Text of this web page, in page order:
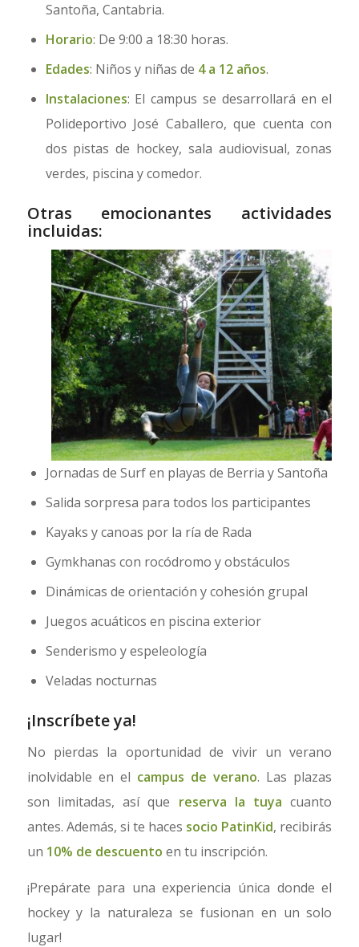
Santoña, Cantabria.
Horario: De 9:00 a 18:30 horas.
Edades: Niños y niñas de 4 a 12 años.
Instalaciones: El campus se desarrollará en el
Polideportivo José Caballero, que cuenta con
dos pistas de hockey, sala audiovisual, zonas
verdes, piscina y comedor.
Otras emocionantes actividades
incluidas:
Jornadas de Surf en playas de Berria y Santoña
Salida sorpresa para todos los participantes
Kayaks y canoas por la ría de Rada
Gymkhanas con rocódromo y obstáculos
Dinámicas de orientación y cohesión grupal
Juegos acuáticos en piscina exterior
Senderismo y espeleología
Veladas nocturnas
¡Inscríbete ya!
No pierdas la oportunidad de vivir un verano
inolvidable en el campus de verano. Las plazas
son limitadas, así que reserva la tuya cuanto
antes. Además, si te haces socio PatinKid, recibirás
un 10% de descuento en tu inscripción.
¡Prepárate para una experiencia única donde el
hockey y la naturaleza se fusionan en un solo
lugar!